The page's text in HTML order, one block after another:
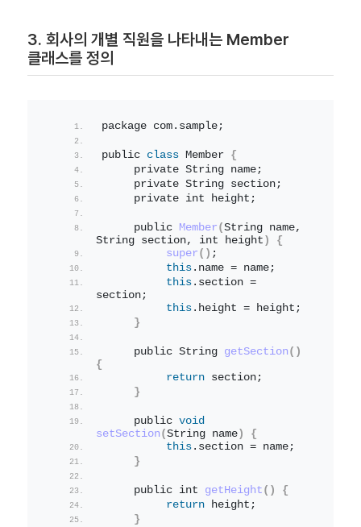
3. 회사의 개별 직원을 나타내는 Member
클래스를 정의
package com. sample;
public class Member {
     private String name;
     private String section;
     private int height;
     public
Member (String name,
String section, int height )
{
super () ;
this. name = name;
this. section =
section;
this. height = height;
}
     public String
getSection ()
{
return section;
}
     public
void
setSection (String name)
{
this. section = name;
}
     public int
getHeight ()
{
return height;
}